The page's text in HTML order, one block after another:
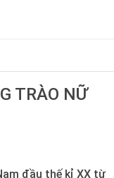
TRÀO NỮ
đầu thế kỉ XX từ